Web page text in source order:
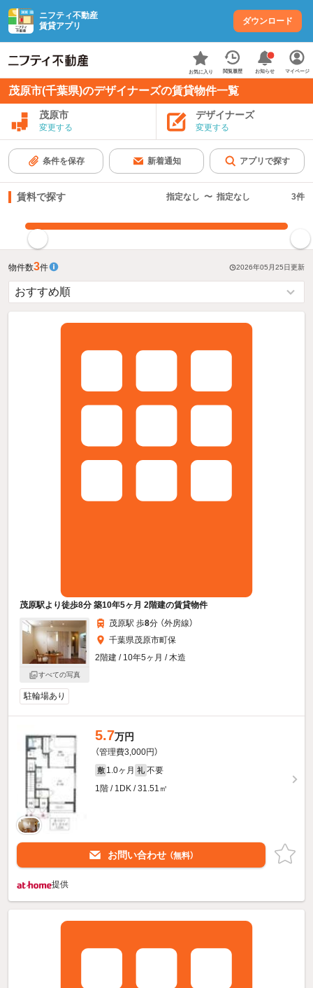
ニフティ不動産
賃貸アプリ
ダウンロード
お気に入り 閲覧履歴 お知らせ マイページ
茂原市(千葉県)のデザイナーズの賃貸物件一覧
茂原市
変更する
デザイナーズ
変更する
条件を保存 新着通知 アプリで探す
賃料で探す 指定なし 〜 指定なし 3件
物件数3件 2026年05月25日更新
茂原駅より徒歩8分 築10年5ヶ月 2階建の賃貸物件
すべての写真
茂原駅 歩8分 （外房線）
千葉県茂原市町保
2階建 / 10年5ヶ月 / 木造
駐輪場あり
5.7万円
（管理費3,000円）
敷 1.0ヶ月 礼 不要
1階 / 1DK / 31.51㎡
お問い合わせ （無料）
提供